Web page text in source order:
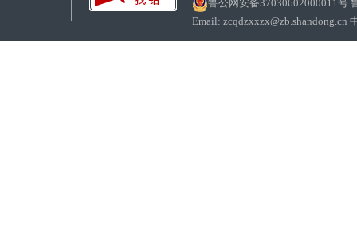
鲁公网安备37030602000011号
Email: zcqdzxxzx@zb.shandong.cn